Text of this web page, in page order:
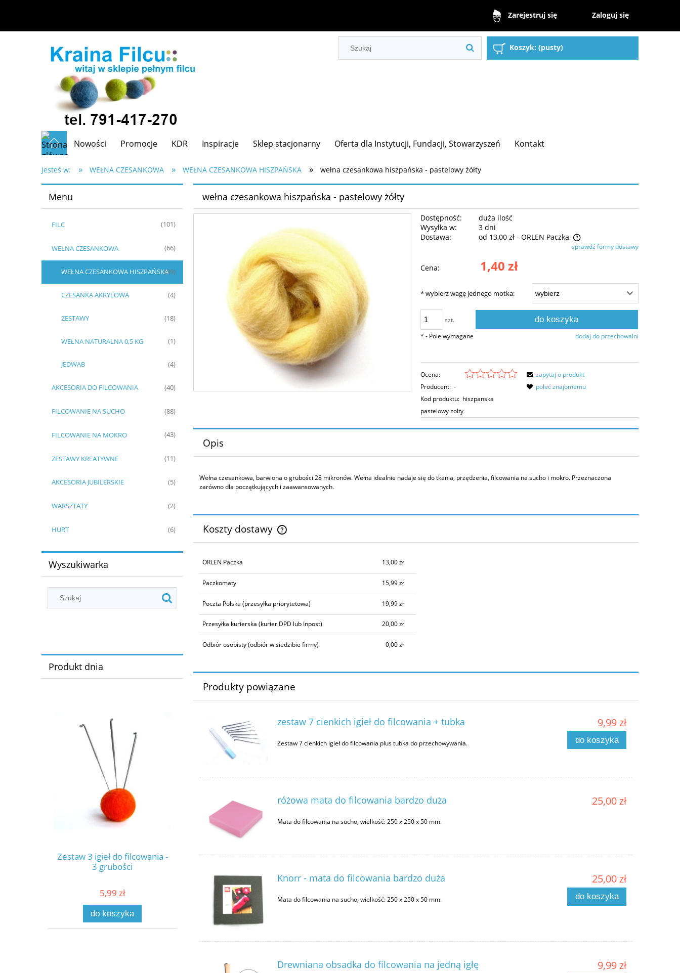
Zarejestruj się Zaloguj się
Koszyk: (pusty)
Nowości Promocje KDR Inspiracje Sklep stacjonarny Oferta dla Instytucji, Fundacji, Stowarzyszeń Kontakt
Jesteś w: » WEŁNA CZESANKOWA » WEŁNA CZESANKOWA HISZPAŃSKA » wełna czesankowa hiszpańska - pastelowy żółty
Menu
FILC (101)
WEŁNA CZESANKOWA (66)
WEŁNA CZESANKOWA HISZPAŃSKA(39)
CZESANKA AKRYLOWA (4)
ZESTAWY (18)
WEŁNA NATURALNA 0,5 KG (1)
JEDWAB (4)
AKCESORIA DO FILCOWANIA (40)
FILCOWANIE NA SUCHO (88)
FILCOWANIE NA MOKRO (43)
ZESTAWY KREATYWNE (11)
AKCESORIA JUBILERSKIE (5)
WARSZTATY (2)
HURT (6)
Wyszukiwarka
Produkt dnia
Zestaw 3 igieł do filcowania -
3 grubości
5,99 zł
do koszyka
wełna czesankowa hiszpańska - pastelowy żółty
Dostępność:
duża ilość
Wysyłka w:
3 dni
Dostawa:
od 13,00 zł - ORLEN Paczka
Cena nie zawiera ewentualnych kosztów
sprawdź formy dostawy
Cena: 1,40 zł
*wybierz wagę jednego motka:
szt. do koszyka
dodaj do przechowalni
* - Pole wymagane
Ocena:
Producent: -
Kod produktu: hiszpanska
pastelowy zolty
zapytaj o produkt
poleć znajomemu
Opis
Wełna czesankowa, barwiona o grubości 28 mikronów. Wełna idealnie nadaje się do tkania, przędzenia, filcowania na sucho i mokro. Przeznaczona
zarówno dla początkujących i zaawansowanych.
Koszty dostawy
ORLEN Paczka 13,00 zł
Paczkomaty 15,99 zł
Poczta Polska (przesyłka priorytetowa) 19,99 zł
Przesyłka kurierska (kurier DPD lub Inpost) 20,00 zł
Odbiór osobisty(odbiór w siedzibie firmy) 0,00 zł
Produkty powiązane
zestaw 7 cienkich igieł do filcowania + tubka
Zestaw 7 cienkich igieł do filcowania plus tubka do przechowywania.
9,99 zł
do koszyka
różowa mata do filcowania bardzo duża
Mata do filcowania na sucho, wielkość: 250 x 250 x 50 mm.
25,00 zł
Knorr - mata do filcowania bardzo duża
Mata do filcowania na sucho, wielkość: 250 x 250 x 50 mm.
25,00 zł
do koszyka
Drewniana obsadka do filcowania na jedną igłę 9,99 zł